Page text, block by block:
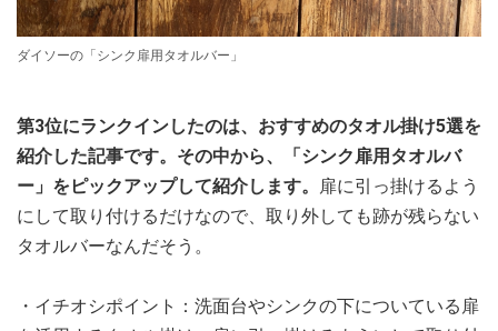
ダイソーの「シンク扉用タオルバー」
第3位にランクインしたのは、おすすめのタオル掛け5選を
紹介した記事です。その中から、「シンク扉用タオルバ
ー」をピックアップして紹介します。
扉に引っ掛けるよう
にして取り付けるだけなので、取り外しても跡が残らない
タオルバーなんだそう。
・イチオシポイント：洗面台やシンクの下についている扉